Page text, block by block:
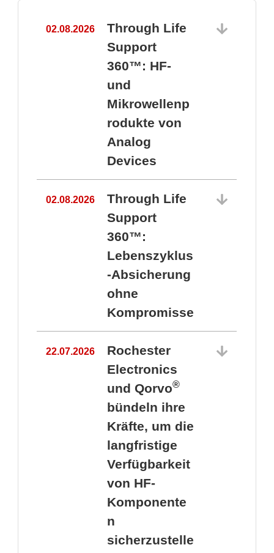
02.08.2026
Through Life
Support
360™: HF-
und
Mikrowellenp
rodukte von
Analog
Devices
02.08.2026
Through Life
Support
360™:
Lebenszyklus
-Absicherung
ohne
Kompromisse
22.07.2026
Rochester
Electronics
und Qorvo®
bündeln ihre
Kräfte, um die
langfristige
Verfügbarkeit
von HF-
Komponente
n
sicherzustelle